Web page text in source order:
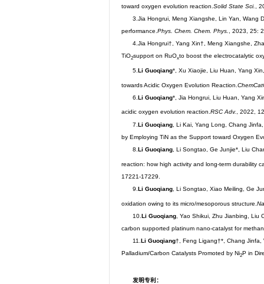
toward oxygen evolution reaction.Solid State Sci.
,
3.Jia Hongrui, Meng Xiangshe, Lin Yan, Wang
performance.Phys. Chem. Chem. Phys.
, 2023, 25:
4.Jia Hongrui†, Yang Xin†, Meng Xiangshe,
TiO2support on RuOxto boost the electrocatalytic
5.Li Guoqiang*, Xu Xiaojie, Liu Huan, Yang
towards Acidic Oxygen Evolution Reaction.
6.Li Guoqiang*, Jia Hongrui, Liu Huan, Yang
acidic oxygen evolution reaction.RSC Adv., 2022,
7.Li Guoqiang , Li Kai, Yang Long, Chang
by Employing TiN as the Support toward Oxygen
8.Li Guoqiang , Li Songtao, Ge Junjie*, Liu
reaction: how high activity and long-term durability
17221-17229.
9.Li Guoqiang , Li Songtao, Xiao Meiling, Ge
oxidation owing to its micro/mesoporous structure.
10.Li Guoqiang , Yao Shikui, Zhu Jianbing,
carbon supported platinum nano-catalyst for
11.Li Guoqiang†, Feng Ligang†*, Chang Jinfa,
Palladium/Carbon Catalysts Promoted by Ni2P in
发明专利：